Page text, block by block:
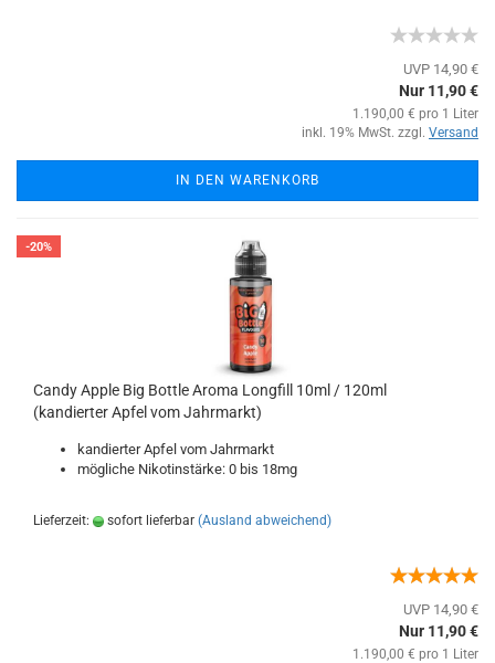
UVP 14,90 €
Nur 11,90 €
1.190,00 € pro 1 Liter
inkl. 19% MwSt. zzgl. Versand
IN DEN WARENKORB
-20%
Candy Apple Big Bottle Aroma Longfill 10ml / 120ml
(kandierter Apfel vom Jahrmarkt)
kandierter Apfel vom Jahrmarkt
mögliche Nikotinstärke: 0 bis 18mg
Lieferzeit: sofort lieferbar (Ausland abweichend)
UVP 14,90 €
Nur 11,90 €
1.190,00 € pro 1 Liter